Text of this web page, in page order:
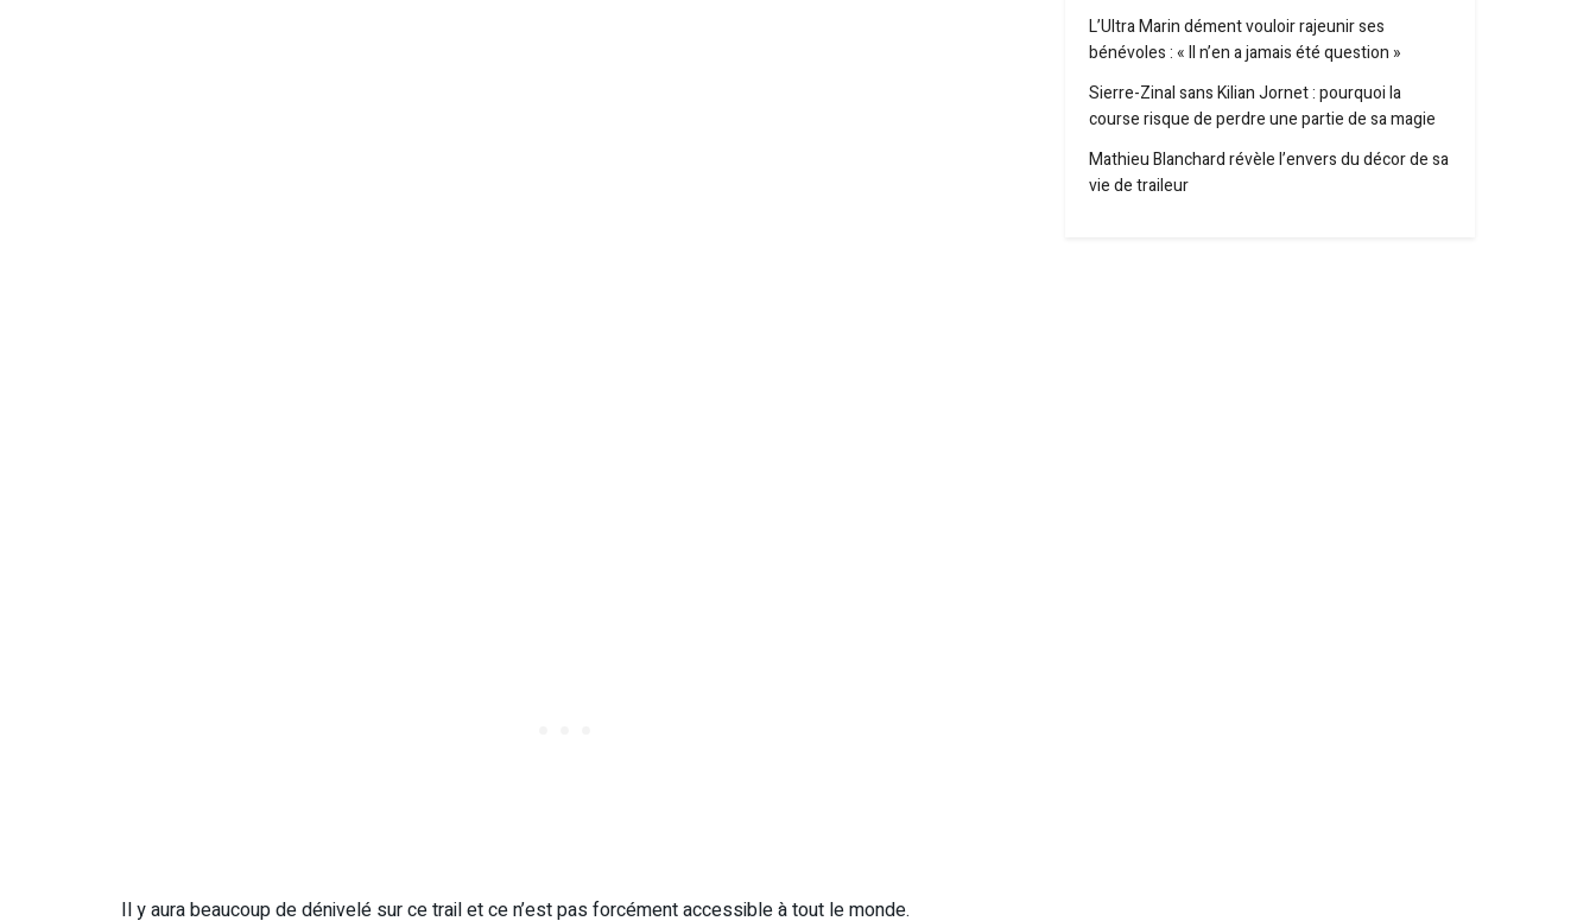
Il y aura beaucoup de dénivelé sur ce trail et ce n’est pas forcément accessible à tout le monde.
L’Ultra Marin dément vouloir rajeunir ses
bénévoles : « Il n’en a jamais été question »
Sierre-Zinal sans Kilian Jornet : pourquoi la
course risque de perdre une partie de sa magie
Mathieu Blanchard révèle l’envers du décor de sa
vie de traileur